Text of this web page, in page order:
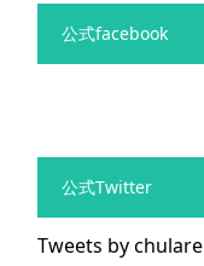
公式facebook
公式Twitter
Tweets by chulare